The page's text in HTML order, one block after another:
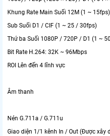
Khung Rate Main Suối 12M (1 ~
Sub Suối D1 / CIF (1 ~ 25 / 30fps)
Thứ ba Suối 1080P / 720P / D1 (1 ~
Bit Rate H.264: 32K ~ 96Mbps
ROI Lên đến 4 lĩnh vực
Âm thanh
Nén G.711a / G.711u
Giao diện 1/1 kênh In / Out (Được xây